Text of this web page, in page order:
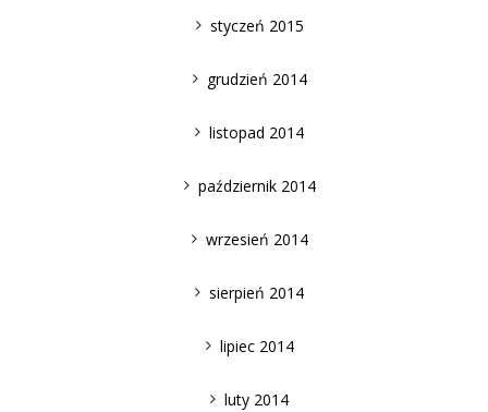
styczeń 2015
grudzień 2014
listopad 2014
październik 2014
wrzesień 2014
sierpień 2014
lipiec 2014
luty 2014